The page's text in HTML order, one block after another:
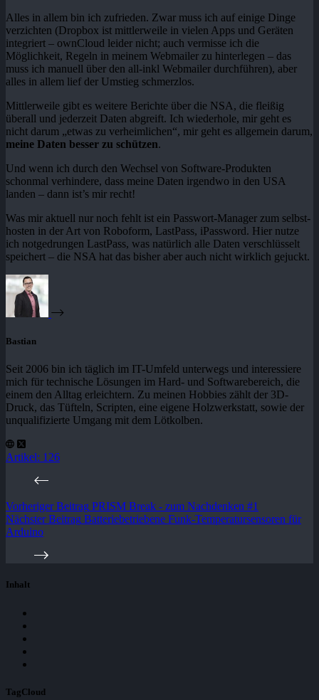
Alles in allem bin ich zufrieden. Zwar muss ich auf einige Dinge
verzichten (Dropbox ist mittlerweile in vielen Apps und Geräten
integriert – ownCloud leider nicht; auch vermisse ich die
Möglichkeit, Regeln in meinem Webmailer zu hinterlegen – das
muss ich manuell über den all-inkl Webmailer durchführen), aber
alles in allem lief der Umstieg schmerzlos.
Mittlerweile gibt es weitere Berichte über die NSA, die fleißig
überall und jederzeit Daten abgreift. Ich wiederhole, mir geht es
nicht darum „etwas zu verheimlichen“, mir geht es allgemein darum,
meine Daten besser zu schützen.
Und wenn ich durch den Wechsel von Software-Produkten
schonmal verhindere, dass meine Daten irgendwo in den USA
landen – dann ist’s mir recht!
Was mir aktuell nur noch fehlt ist ein Passwort-Manager zum selbst-
hosten in der Art von Roboform, LastPass, iPassword. Hier nutze
ich notgedrungen LastPass, was natürlich alle Daten verschlüsselt
speichert – die NSA hat das bisher aber auch nicht wirklich gejuckt.
Bastian
Seit 2006 bin ich täglich im IT-Umfeld unterwegs und interessiere
mich für technische Lösungen im Hard- und Softwarebereich, die
einem den Alltag erleichtern. Zu meinen Hobbies zählt der 3D-
Druck, das Tüfteln, Scripten, eine eigene Holzwerkstatt, sowie der
unqualifizierte Umgang mit dem Lötkolben.
Artikel: 126
VorherigerBeitrag PRISM Break - zum Nachdenken #1
NächsterBeitrag Batteriebetriebene Funk-Temperatursensoren für
Arduino
Inhalt
TagCloud